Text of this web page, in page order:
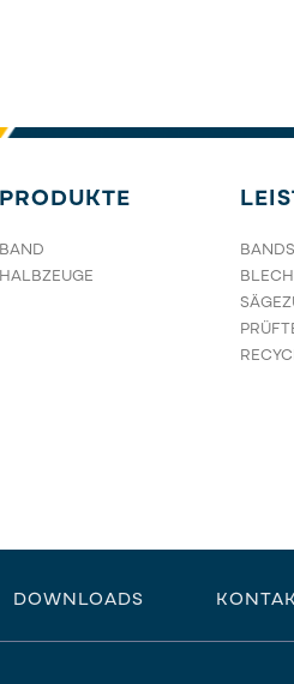
PRODUKTE
BAND
HALBZEUGE
DOWNLOADS